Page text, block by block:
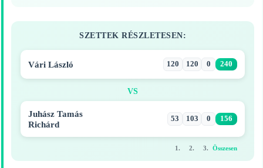
SZETTEK RÉSZLETESEN:
Vári László 120 120 0 240
VS
Juhász Tamás
Richárd
53 103 0 156
1. 2. 3. Összesen